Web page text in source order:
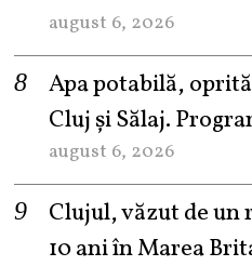
august 6, 2026
Apa potabilă,
Cluj și Sălaj.
august 6, 2026
Clujul, văzut de un
10 ani în Marea